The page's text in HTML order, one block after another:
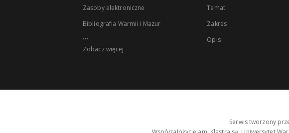
Zasoby elektroniczne
Bibliografia Warmii i Mazur
...
Zobacz więcej
Temat
Zakres
Opis
Serwis tworzony